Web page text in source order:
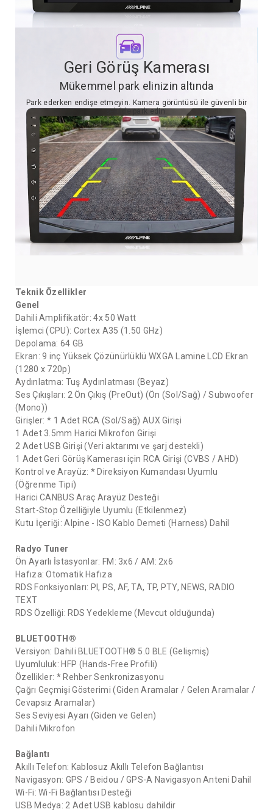
Geri Görüş Kamerası
Mükemmel park elinizin altında
Park ederken endişe etmeyin. Kamera görüntüsü ile güvenli bir
şekilde park edin.
Teknik Özellikler
Genel
Dahili Amplifikatör: 4x 50 Watt
İşlemci (CPU): Cortex A35 (1.50 GHz)
Depolama: 64 GB
Ekran: 9 inç Yüksek Çözünürlüklü WXGA Lamine LCD Ekran
(1280 x 720p)
Aydınlatma: Tuş Aydınlatması (Beyaz)
Ses Çıkışları: 2 Ön Çıkış (PreOut) (Ön (Sol/Sağ) / Subwoofer
(Mono))
Girişler: * 1 Adet RCA (Sol/Sağ) AUX Girişi
1 Adet 3.5mm Harici Mikrofon Girişi
2 Adet USB Girişi (Veri aktarımı ve şarj destekli)
1 Adet Geri Görüş Kamerası için RCA Girişi (CVBS / AHD)
Kontrol ve Arayüz: * Direksiyon Kumandası Uyumlu
(Öğrenme Tipi)
Harici CANBUS Araç Arayüz Desteği
Start-Stop Özelliğiyle Uyumlu (Etkilenmez)
Kutu İçeriği: Alpine - ISO Kablo Demeti (Harness) Dahil
Radyo Tuner
Ön Ayarlı İstasyonlar: FM: 3x6 / AM: 2x6
Hafıza: Otomatik Hafıza
RDS Fonksiyonları: PI, PS, AF, TA, TP, PTY, NEWS, RADIO
TEXT
RDS Özelliği: RDS Yedekleme (Mevcut olduğunda)
BLUETOOTH®
Versiyon: Dahili BLUETOOTH® 5.0 BLE (Gelişmiş)
Uyumluluk: HFP (Hands-Free Profili)
Özellikler: * Rehber Senkronizasyonu
Çağrı Geçmişi Gösterimi (Giden Aramalar / Gelen Aramalar /
Cevapsız Aramalar)
Ses Seviyesi Ayarı (Giden ve Gelen)
Dahili Mikrofon
Bağlantı
Akıllı Telefon: Kablosuz Akıllı Telefon Bağlantısı
Navigasyon: GPS / Beidou / GPS-A Navigasyon Anteni Dahil
Wi-Fi: Wi-Fi Bağlantısı Desteği
USB Medya: 2 Adet USB kablosu dahildir